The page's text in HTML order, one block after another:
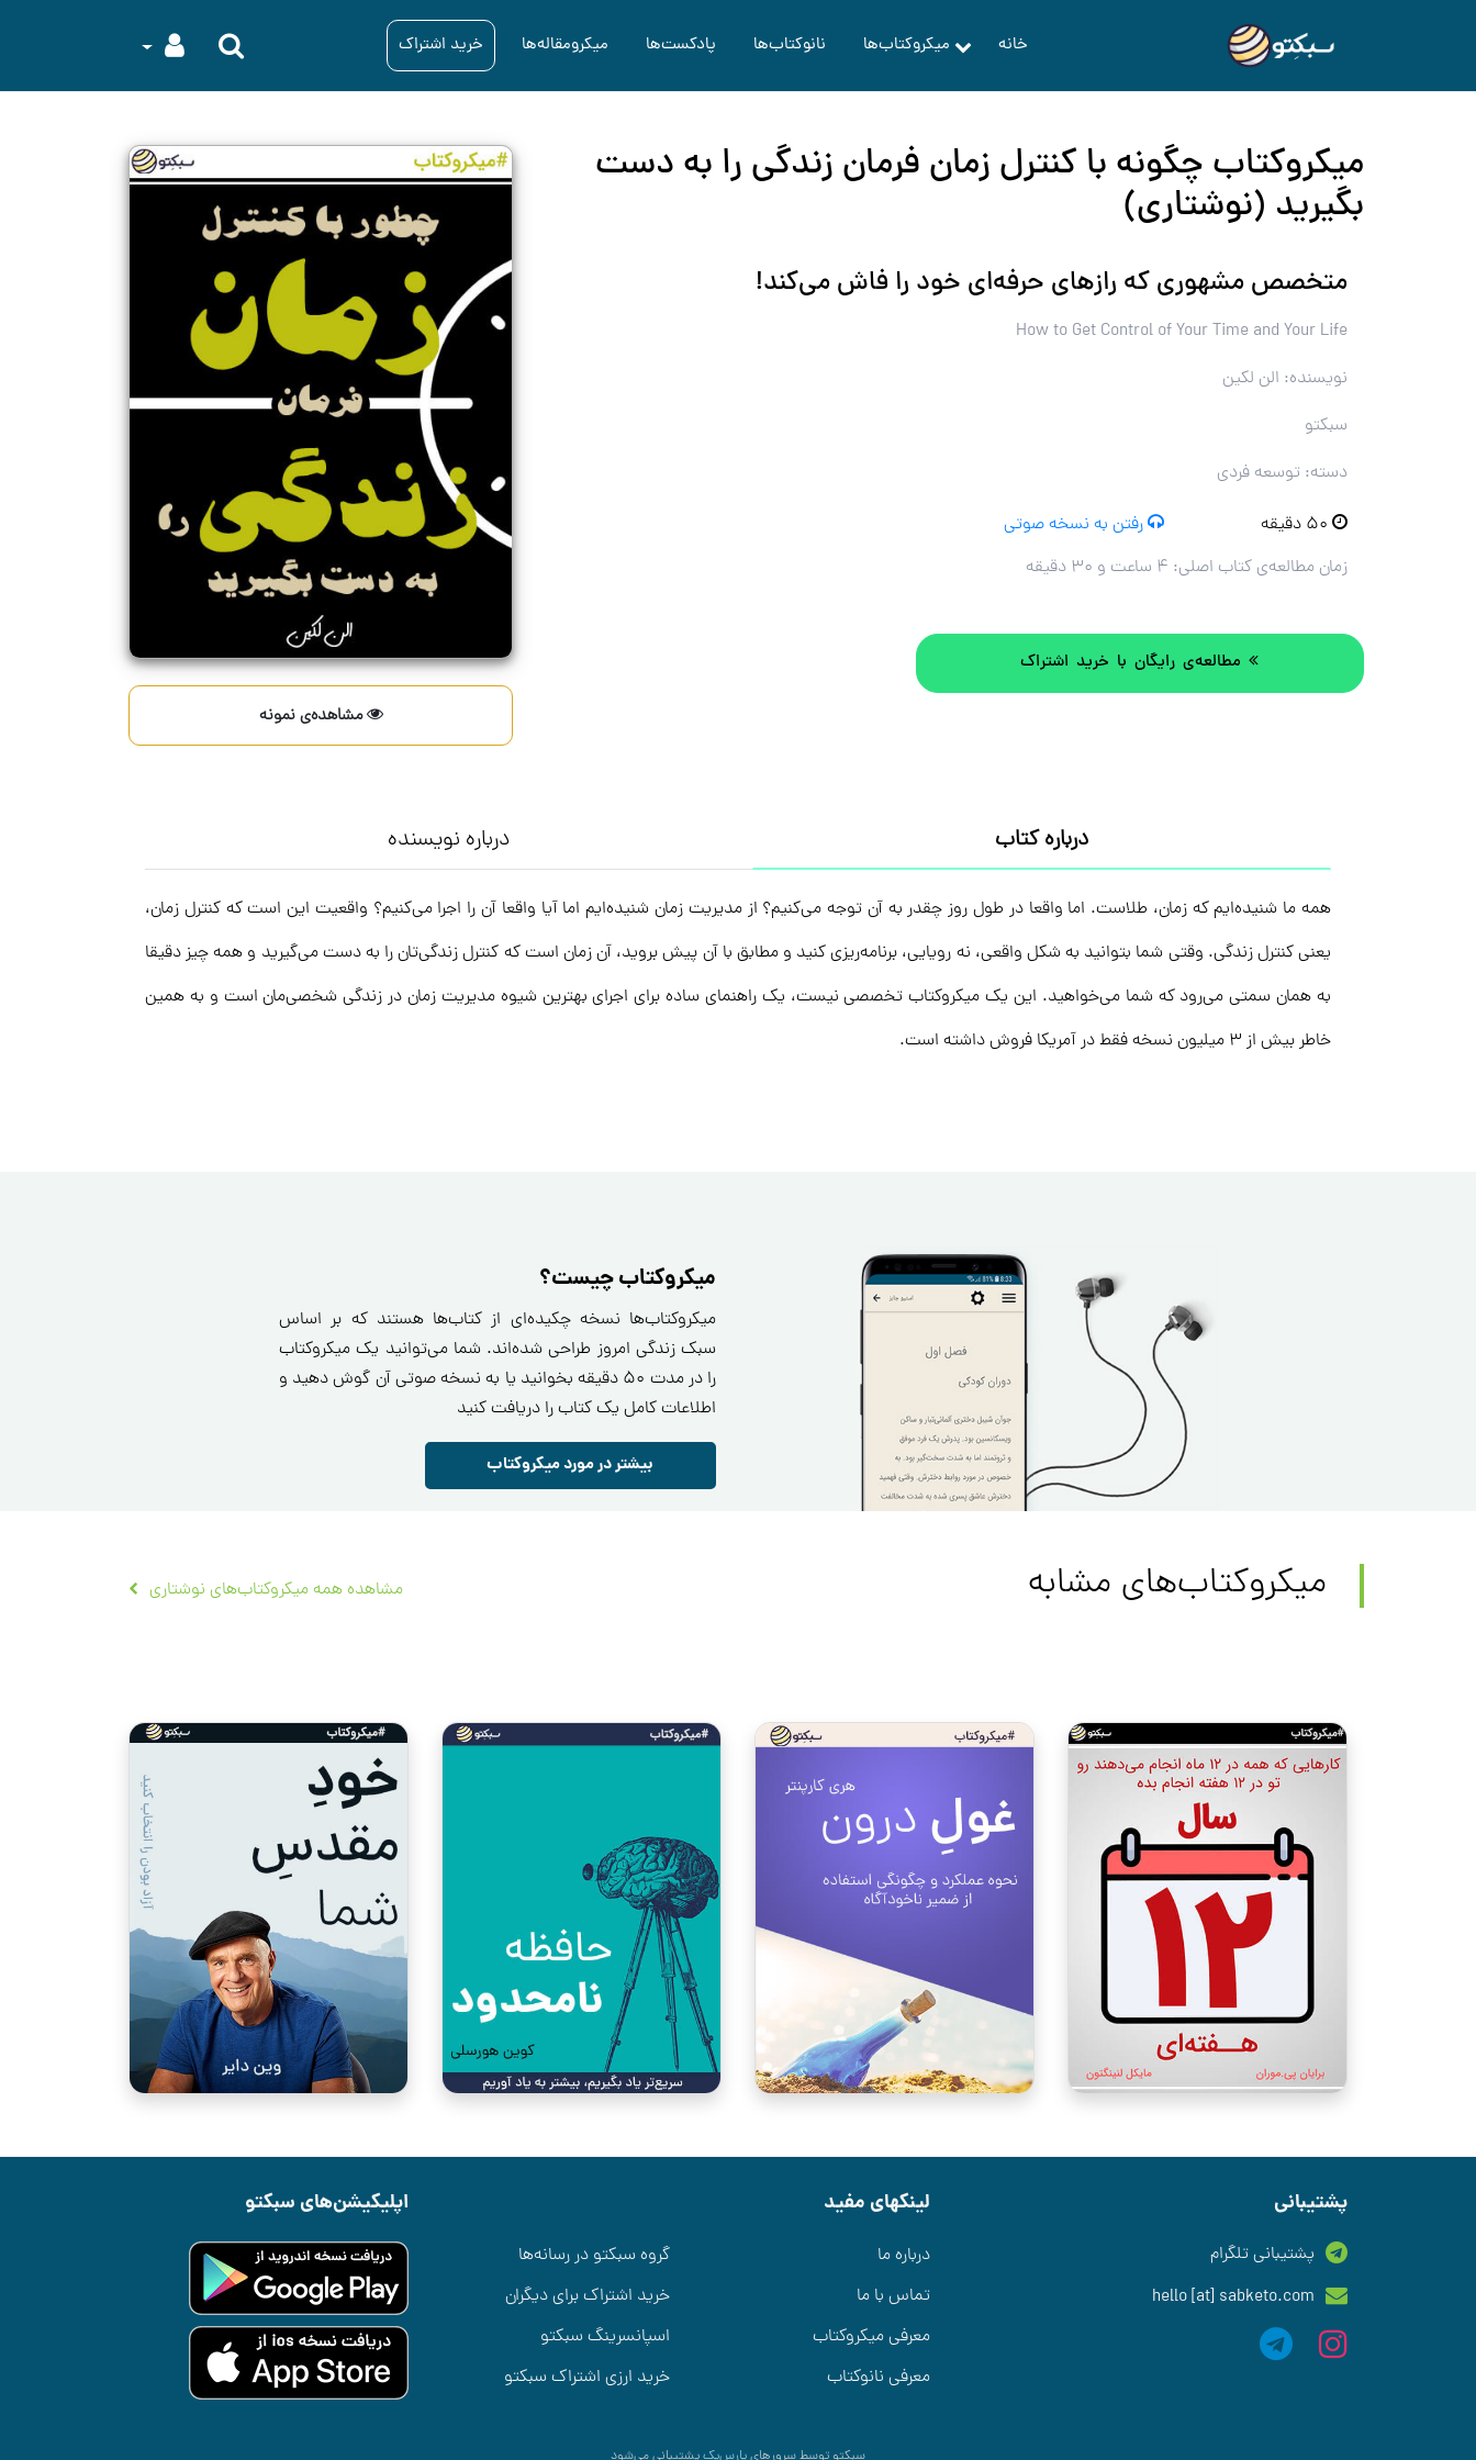
خانه میکروکتاب‌ها نانوکتاب‌ها پادکست‌ها میکرومقاله‌ها خرید اشتراک
میکروکتاب چگونه با کنترل زمان فرمان زندگی را به دست
بگیرید (نوشتاری)
متخصص مشهوری که رازهای حرفه‌ای خود را فاش می‌کند!
How to Get Control of Your Time and Your Life
نویسنده: الن لکین
سبکتو
دسته: توسعه فردی
رفتن به نسخه صوتی
زمان مطالعه‌ی کتاب اصلی: ۴ ساعت و ۳۰ دقیقه
مطالعه‌ی رایگان با خرید اشتراک
مشاهده‌ی نمونه
درباره کتاب درباره نویسنده
همه ما شنیده‌ایم که زمان، طلاست. اما واقعا در طول روز چقدر به آن توجه می‌کنیم؟ از مدیریت زمان شنیده‌ایم اما آیا واقعا آن را اجرا می‌کنیم؟ واقعیت این است که کنترل زمان،
یعنی کنترل زندگی. وقتی شما بتوانید به شکل واقعی، نه رویایی، برنامه‌ریزی کنید و مطابق با آن پیش بروید، آن زمان است که کنترل زندگی‌تان را به دست می‌گیرید و همه چیز دقیقا
به همان سمتی می‌رود که شما می‌خواهید. این یک میکروکتاب تخصصی نیست، یک راهنمای ساده برای اجرای بهترین شیوه مدیریت زمان در زندگی شخصی‌مان است و به همین
خاطر بیش از ۳ میلیون نسخه فقط در آمریکا فروش داشته است.
میکروکتاب چیست؟
میکروکتاب‌ها نسخه چکیده‌ای از کتاب‌ها هستند که بر اساس
سبک زندگی امروز طراحی شده‌اند. شما می‌توانید یک میکروکتاب
را در مدت ۵۰ دقیقه بخوانید یا به نسخه صوتی آن گوش دهید و
اطلاعات کامل یک کتاب را دریافت کنید
بیشتر در مورد میکروکتاب
میکروکتاب‌های مشابه مشاهده همه میکروکتاب‌های نوشتاری
پشتیبانی
پشتیبانی تلگرام
hello [at] sabketo.com
لینکهای مفید
درباره ما
تماس با ما
معرفی میکروکتاب
معرفی نانوکتاب
گروه سبکتو در رسانه‌ها
خرید اشتراک برای دیگران
اسپانسرینگ سبکتو
خرید ارزی اشتراک سبکتو
اپلیکیشن‌های سبکتو